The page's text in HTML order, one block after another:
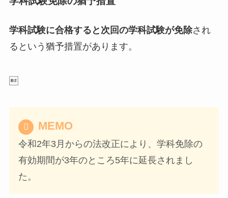
学科試験に合格すると次回の学科試験が免除され
るという猶予措置があります。

MEMO
令和2年3月からの法改正により、学科免除の
有効期間が3年のところ5年に延長されまし
た。